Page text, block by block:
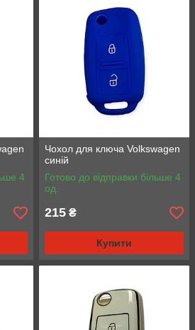
4
Чохол для ключа Volkswagen
синій
Готово до відправки більше 4
од.
215 ₴
Купити